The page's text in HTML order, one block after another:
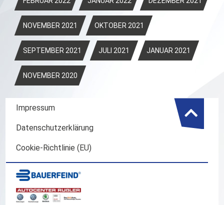
NOVEMBER 2021 OKTOBER 2021
SEPTEMBER 2021 JULI 2021 JANUAR 2021
NOVEMBER 2020
Impressum
Datenschutzerklärung
Cookie-Richtlinie (EU)